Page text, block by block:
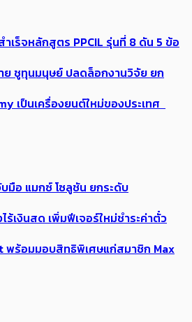
ำเร็จหลักสูตร PPCIL รุ่นที่ 8 ดัน 5 ข้อ
ย ชูทุนมนุษย์ ปลดล็อกงานวิจัย ยก
เป็นเครื่องยนต์ใหม่ของประเทศ
มือ แมกซ์ โซลูชัน ยกระดับ
เงินสด เพิ่มฟีเจอร์ใหม่ชำระค่าตั๋ว
พร้อมมอบสิทธิพิเศษแก่สมาชิก Max